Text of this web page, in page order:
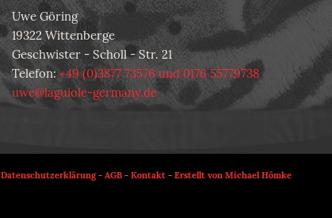
Uwe Göring
19322 Wittenberge
Geschwister - Scholl - Str. 21
Telefon:+49 (0)3877 73576 und 0176 55779738
uwe@laguiole-germany.de
Datenschutzerklärung- AGB - Kontakt - Erstellt von Michael Hömke